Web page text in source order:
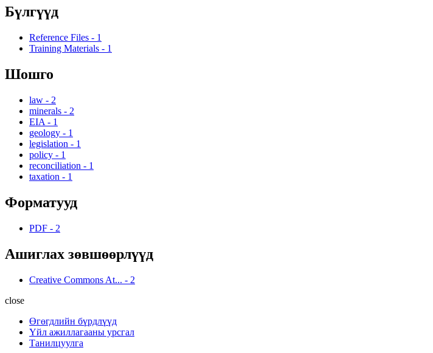
Бүлгүүд
Reference Files - 1
Training Materials - 1
Шошго
law - 2
minerals - 2
EIA - 1
geology - 1
legislation - 1
policy - 1
reconciliation - 1
taxation - 1
Форматууд
PDF - 2
Ашиглах зөвшөөрлүүд
Creative Commons At... - 2
close
Өгөгдлийн бүрдлүүд
Үйл ажиллагааны урсгал
Танилцуулга